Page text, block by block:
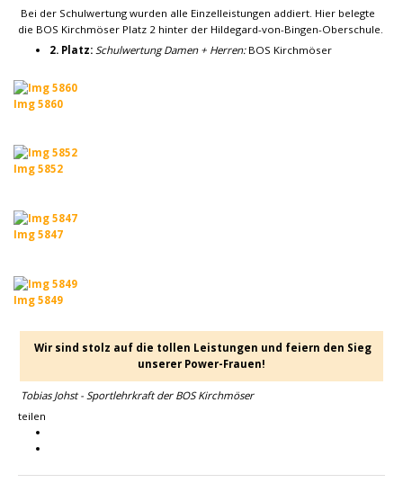
Bei der Schulwertung wurden alle Einzelleistungen addiert. Hier belegte
die BOS Kirchmöser Platz 2 hinter der Hildegard-von-Bingen-Oberschule.
2. Platz: Schulwertung Damen + Herren:BOS Kirchmöser
Img 5860
Img 5852
Img 5847
Img 5849
Wir sind stolz auf die tollen Leistungen und feiern den Sieg
unserer Power-Frauen!
Tobias Johst - Sportlehrkraft der BOS Kirchmöser
teilen